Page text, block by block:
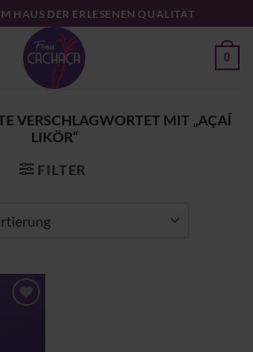
HAUS DER ERLESENEN QUALITÄT
0
VERSCHLAGWORTET MIT „AÇAÍ
LIKÖR“
FILTER